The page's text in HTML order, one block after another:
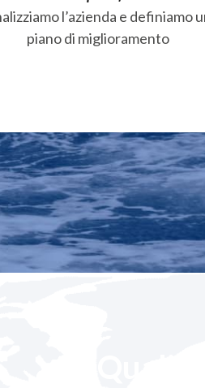
l’azienda e definiamo
piano di miglioramento